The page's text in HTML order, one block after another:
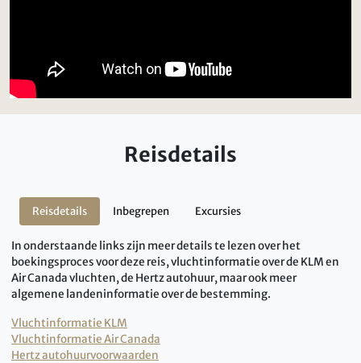
Reisdetails
Reisdetails Inbegrepen Excursies
In onderstaande links zijn meer details te lezen over het
boekingsproces voor deze reis, vluchtinformatie over de KLM en
Air Canada vluchten, de Hertz autohuur, maar ook meer
algemene landeninformatie over de bestemming.
Vluchtinformatie KLM
Vluchtinformatie Air Canada
Hertz autohuurvoorwaarden